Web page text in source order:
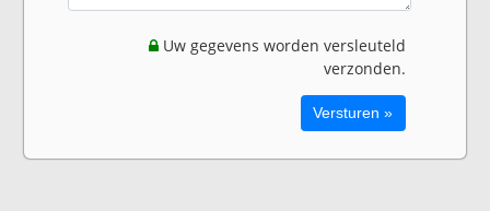
Uw gegevens worden versleuteld
verzonden.